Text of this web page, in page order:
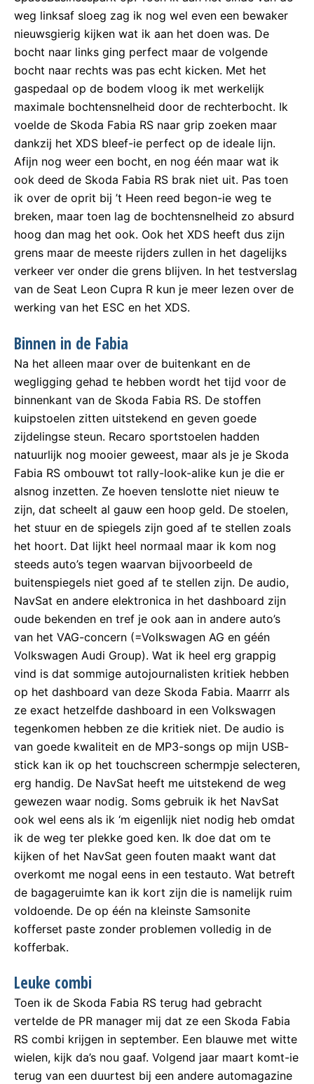
weg linksaf sloeg zag ik nog wel even een bewaker
nieuwsgierig kijken wat ik aan het doen was. De
bocht naar links ging perfect maar de volgende
bocht naar rechts was pas echt kicken. Met het
gaspedaal op de bodem vloog ik met werkelijk
maximale bochtensnelheid door de rechterbocht. Ik
voelde de Skoda Fabia RS naar grip zoeken maar
dankzij het XDS bleef-ie perfect op de ideale lijn.
Afijn nog weer een bocht, en nog één maar wat ik
ook deed de Skoda Fabia RS brak niet uit. Pas toen
ik over de oprit bij ’t Heen reed begon-ie weg te
breken, maar toen lag de bochtensnelheid zo absurd
hoog dan mag het ook. Ook het XDS heeft dus zijn
grens maar de meeste rijders zullen in het dagelijks
verkeer ver onder die grens blijven. In het testverslag
van de Seat Leon Cupra R kun je meer lezen over de
werking van het ESC en het XDS.
Binnen in de Fabia
Na het alleen maar over de buitenkant en de
wegligging gehad te hebben wordt het tijd voor de
binnenkant van de Skoda Fabia RS. De stoffen
kuipstoelen zitten uitstekend en geven goede
zijdelingse steun. Recaro sportstoelen hadden
natuurlijk nog mooier geweest, maar als je je Skoda
Fabia RS ombouwt tot rally-look-alike kun je die er
alsnog inzetten. Ze hoeven tenslotte niet nieuw te
zijn, dat scheelt al gauw een hoop geld. De stoelen,
het stuur en de spiegels zijn goed af te stellen zoals
het hoort. Dat lijkt heel normaal maar ik kom nog
steeds auto’s tegen waarvan bijvoorbeeld de
buitenspiegels niet goed af te stellen zijn. De audio,
NavSat en andere elektronica in het dashboard zijn
oude bekenden en tref je ook aan in andere auto’s
van het VAG-concern (=Volkswagen AG en géén
Volkswagen Audi Group). Wat ik heel erg grappig
vind is dat sommige autojournalisten kritiek hebben
op het dashboard van deze Skoda Fabia. Maarrr als
ze exact hetzelfde dashboard in een Volkswagen
tegenkomen hebben ze die kritiek niet. De audio is
van goede kwaliteit en de MP3-songs op mijn USB-
stick kan ik op het touchscreen schermpje selecteren,
erg handig. De NavSat heeft me uitstekend de weg
gewezen waar nodig. Soms gebruik ik het NavSat
ook wel eens als ik ‘m eigenlijk niet nodig heb omdat
ik de weg ter plekke goed ken. Ik doe dat om te
kijken of het NavSat geen fouten maakt want dat
overkomt me nogal eens in een testauto. Wat betreft
de bagageruimte kan ik kort zijn die is namelijk ruim
voldoende. De op één na kleinste Samsonite
kofferset paste zonder problemen volledig in de
kofferbak.
Leuke combi
Toen ik de Skoda Fabia RS terug had gebracht
vertelde de PR manager mij dat ze een Skoda Fabia
RS combi krijgen in september. Een blauwe met witte
wielen, kijk da’s nou gaaf. Volgend jaar maart komt-ie
terug van een duurtest bij een andere automagazine